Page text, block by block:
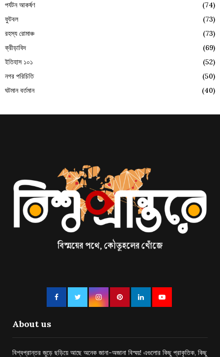
পর্যটন আকর্ষণ
(74)
ফুটবল
(73)
রহস্য রোমাঞ্চ
(73)
ক্রীড়াবিদ
(69)
ইতিহাস ১০১
(52)
নগর পরিচিতি
(50)
ঘটমান বর্তমান
(40)
About us
বিশ্বপ্রান্তর জুড়ে ছড়িয়ে আছে অনেক জানা-অজানা বিস্ময়! এগুলোর কিছু প্রাকৃতিক, কিছু